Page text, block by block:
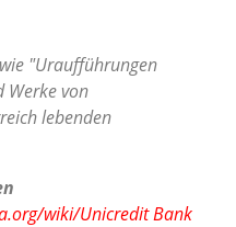
"Uraufführungen
Werke von
lebenden
wiki/Unicredit Bank